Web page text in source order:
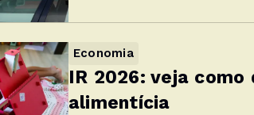
Economia
IR 2026: veja como
alimentícia